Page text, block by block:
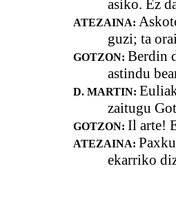
asiko. Ez
ATEZAINA:
guzi; ta
GOTZON: Berdin
astindu
D. MARTIN:
zaitugu
GOTZON: Il arte!
ATEZAINA:
ekarriko